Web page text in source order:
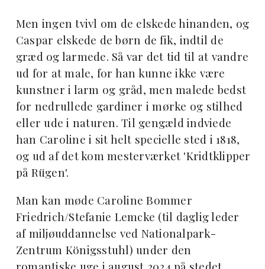
Men ingen tvivl om de elskede hinanden, og
Caspar elskede de børn de fik, indtil de
græd og larmede. Så var det tid til at vandre
ud for at male, for han kunne ikke være
kunstner i larm og gråd, men malede bedst
for nedrullede gardiner i mørke og stilhed
eller ude i naturen. Til gengæld indviede
han Caroline i sit helt specielle sted i 1818,
og ud af det kom mesterværket 'Kridtklipper
på Rügen'.
Man kan møde Caroline Bommer
Friedrich/Stefanie Lemcke (til daglig leder
af miljøuddannelse ved Nationalpark-
Zentrum Königsstuhl) under den